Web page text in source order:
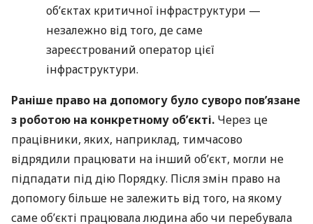
об’єктах критичної інфраструктури —
незалежно від того, де саме
зареєстрований оператор цієї
інфраструктури.
Раніше право на допомогу було суворо пов’язане
з роботою на конкретному об’єкті. Через це
працівники, яких, наприклад, тимчасово
відрядили працювати на інший об’єкт, могли не
підпадати під дію Порядку. Після змін право на
допомогу більше не залежить від того, на якому
саме об’єкті працювала людина або чи перебувала